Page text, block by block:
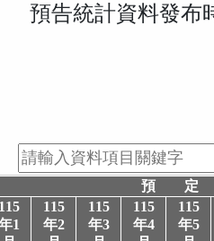
預告統計資料發布
預
115
1
115
年2
115
年3
115
年4
115
年5